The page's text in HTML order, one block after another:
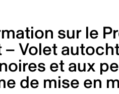
sur le
Volet
et aux
de mise en